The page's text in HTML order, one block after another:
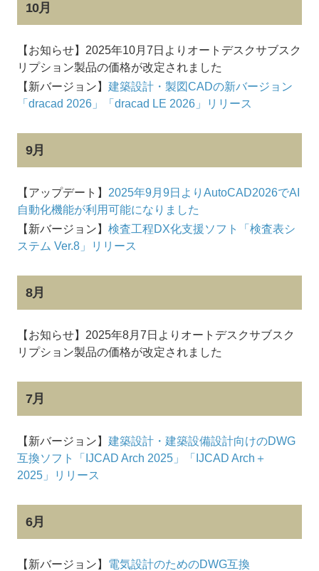
10月
【お知らせ】2025年10月7日よりオートデスクサブスク
リプション製品の価格が改定されました
【新バージョン】 建築設計・製図CADの新バージョン
「dracad 2026」「dracad LE 2026」リリース
9月
【アップデート】 2025年9月9日よりAutoCAD2026でAI
自動化機能が利用可能になりました
【新バージョン】 検査工程DX化支援ソフト「検査表シ
ステム Ver.8」リリース
8月
【お知らせ】2025年8月7日よりオートデスクサブスク
リプション製品の価格が改定されました
7月
【新バージョン】 建築設計・建築設備設計向けのDWG
互換ソフト「IJCAD Arch 2025」「IJCAD Arch＋
2025」リリース
6月
【新バージョン】 電気設計のためのDWG互換